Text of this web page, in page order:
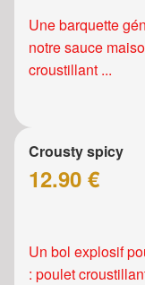
Une barquette
notre sauce
croustillant ...
Crousty spicy
12.90 €
Un bol explosif
: poulet